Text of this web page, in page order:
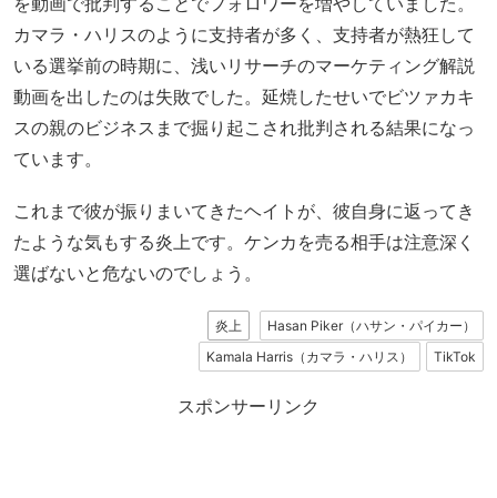
カマラ・ハリスのように支持者が多く、支持者が熱狂して
いる選挙前の時期に、浅いリサーチのマーケティング解説
動画を出したのは失敗でした。延焼したせいでビツァカキ
スの親のビジネスまで掘り起こされ批判される結果になっ
ています。
これまで彼が振りまいてきたヘイトが、彼自身に返ってき
たような気もする炎上です。ケンカを売る相手は注意深く
選ばないと危ないのでしょう。
炎上
Hasan Piker（ハサン・パイカー）
Kamala Harris（カマラ・ハリス）
TikTok
スポンサーリンク